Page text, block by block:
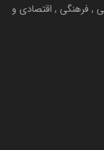
, فرهنگی , اقتصادی و